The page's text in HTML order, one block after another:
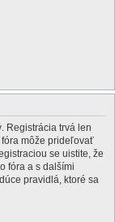
Registrácia trvá len
fóra môže prideľovať
se uistite, že
fóra a s dalšími
pravidlá, ktoré sa